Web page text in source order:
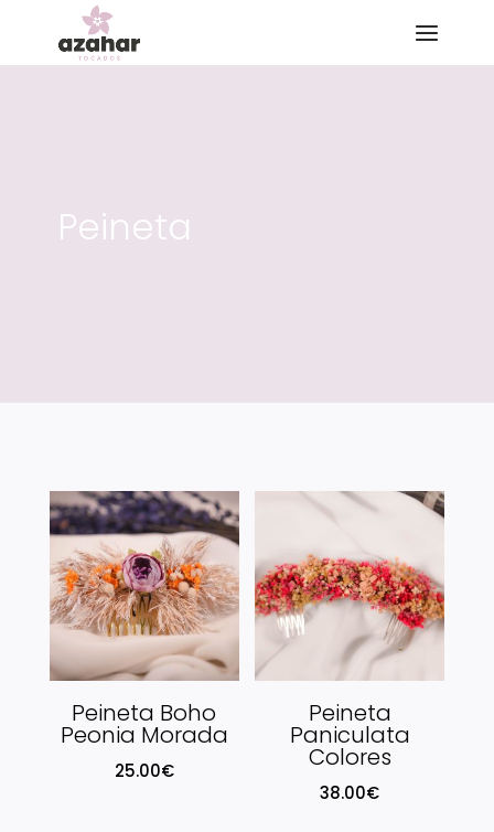
Peineta
Peineta Boho
Peonia Morada
25.00€
Peineta
Paniculata
Colores
38.00€